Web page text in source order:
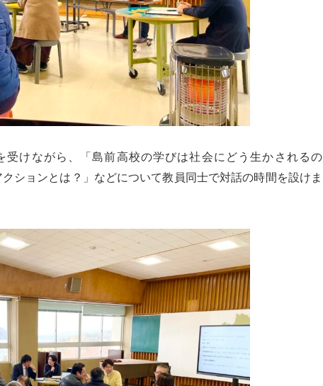
受けながら、「島前高校の学びは社会にどう生かされるの
ションとは？」などについて教員同士で対話の時間を設けま